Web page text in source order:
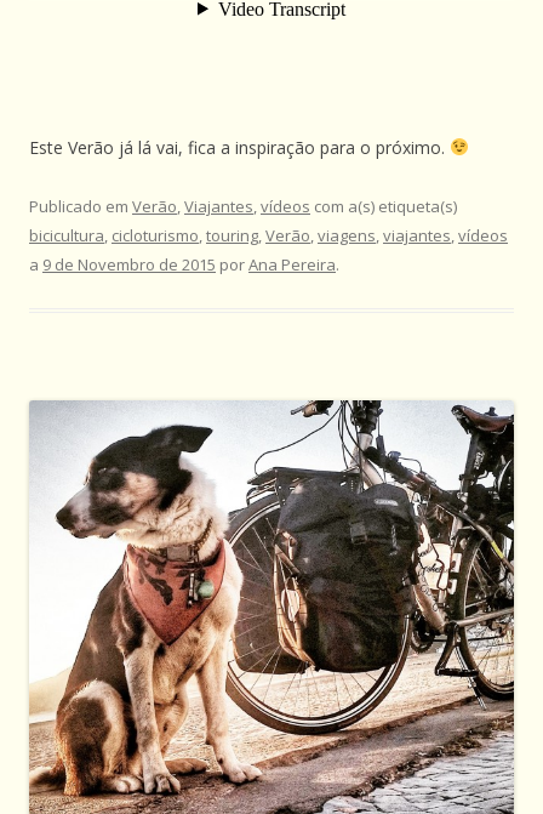
Este Verão já lá vai, fica a inspiração para o próximo.
Publicado em Verão,Viajantes,vídeos com a(s) etiqueta(s)
bicicultura, cicloturismo,touring,Verão,viagens,viajantes,vídeos
a 9 de Novembro de 2015 porAna Pereira.